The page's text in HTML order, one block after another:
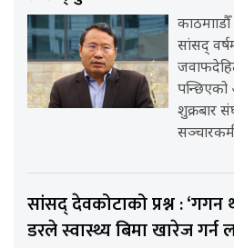
काठमााडौँ
सांसद्
शुक्रबार
सांसद् देवकोटाको प्रश्न : ‘गगन
डरले स्वास्थ्य बिमा खारेज गर्न